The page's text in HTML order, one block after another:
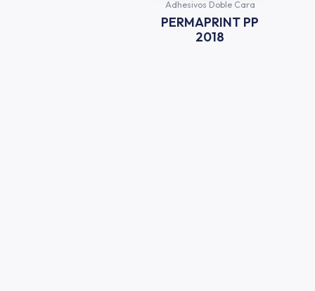
Adhesivos Doble Cara
PERMAPRINT PP
2018